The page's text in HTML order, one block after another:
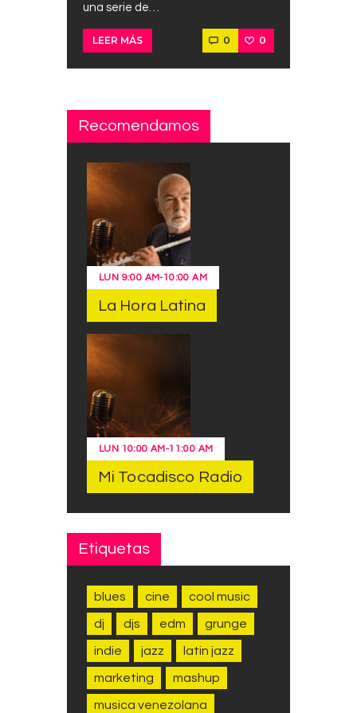
una serie de…
LEER MÁS 0 0
Recomendamos
LUN 9:00 AM-10:00 AM
La Hora Latina
LUN 10:00 AM-11:00 AM
Mi Tocadisco Radio
Etiquetas
blues cine cool music
dj djs edm grunge
indie jazz latin jazz
marketing mashup
musica venezolana